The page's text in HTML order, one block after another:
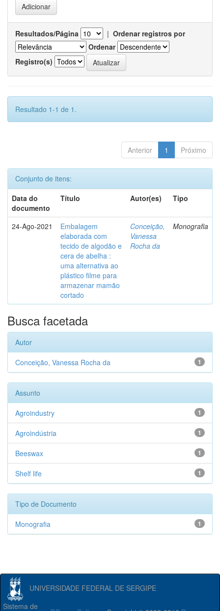
Resultados/Página | Ordenar registros por
Ordenar
Registro(s)
Resultado 1-1 de 1.
Anterior 1 Próximo
Conjunto de itens:
Data do
documento
Título Autor(es) Tipo
24-Ago-2021
Embalagem
elaborada com
tecido de algodão e
cera de abelha :
uma alternativa ao
plástico filme para
armazenar mamão
cortado
Conceição,
Vanessa
Rocha da
Monografia
Busca facetada
Autor
1
Conceição, Vanessa Rocha da
Assunto
1
Agroindustry
1
Agroindústria
1
Beeswax
1
Shelf life
Tipo de Documento
1
Monografia
UNIVERSIDADE FEDERAL DE SERGIPE
Sistema de